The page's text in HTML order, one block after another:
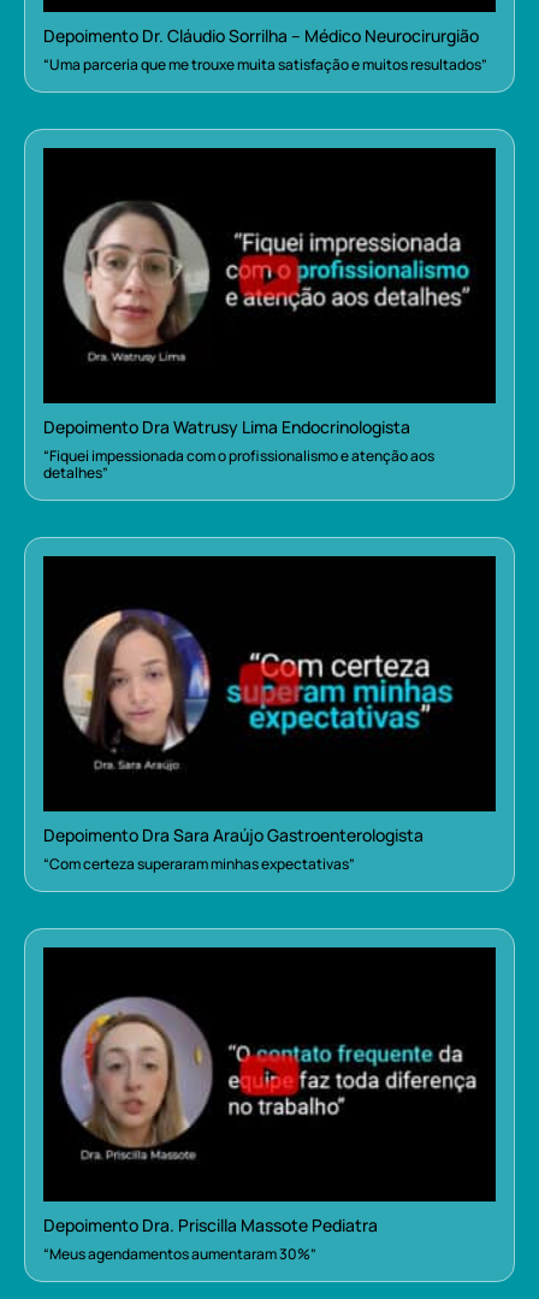
Depoimento Dr. Cláudio Sorrilha – Médico Neurocirurgião
“Uma parceria que me trouxe muita satisfação e muitos resultados”
Depoimento Dra Watrusy Lima Endocrinologista
“Fiquei impessionada com o profissionalismo e atenção aos
detalhes”
Depoimento Dra Sara Araújo Gastroenterologista
“Com certeza superaram minhas expectativas”
Depoimento Dra. Priscilla Massote Pediatra
“Meus agendamentos aumentaram 30%”